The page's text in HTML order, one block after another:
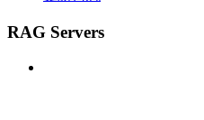
RAG Servers